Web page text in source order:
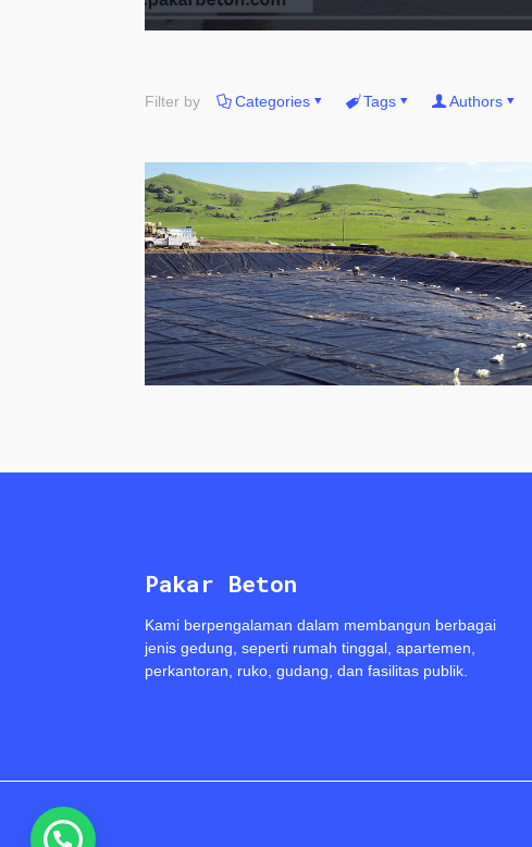
Filter by Categories Tags Authors
Pakar Beton
Kami berpengalaman dalam membangun berbagai
jenis gedung, seperti rumah tinggal, apartemen,
perkantoran, ruko, gudang, dan fasilitas publik.